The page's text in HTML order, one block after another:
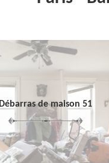
Débarras de maison 51